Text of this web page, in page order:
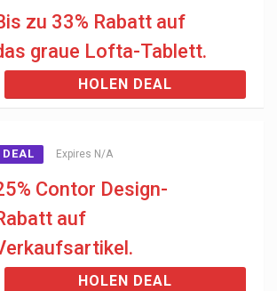
zu 33% Rabatt auf
graue Lofta-Tablett.
HOLEN DEAL
DEAL Expires N/A
Contor Design-
auf
HOLEN DEAL